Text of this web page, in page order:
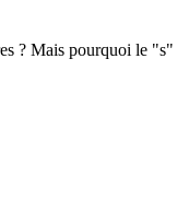
? Mais pourquoi le "s"